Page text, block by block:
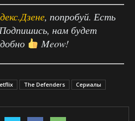
, попробуй. Есть
нам будет
Meow!
The Defenders Сериалы